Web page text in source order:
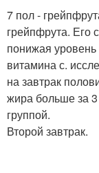
7 пол -
грейпфрута. Его
понижая
витамина с.
на завтрак
жира больше за
группой.
Второй завтрак.